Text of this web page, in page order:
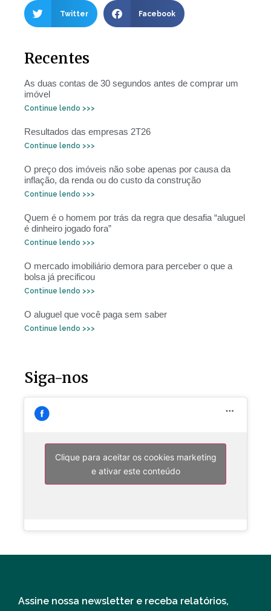
Twitter Facebook
Recentes
As duas contas de 30 segundos antes de comprar um
imóvel
Continue lendo >>>
Resultados das empresas 2T26
Continue lendo >>>
O preço dos imóveis não sobe apenas por causa da
inflação, da renda ou do custo da construção
Continue lendo >>>
Quem é o homem por trás da regra que desafia “aluguel
é dinheiro jogado fora”
Continue lendo >>>
O mercado imobiliário demora para perceber o que a
bolsa já precificou
Continue lendo >>>
O aluguel que você paga sem saber
Continue lendo >>>
Siga-nos
Clique para aceitar os cookies marketing
e ativar este conteúdo
Assine nossa newsletter e receba relatórios,